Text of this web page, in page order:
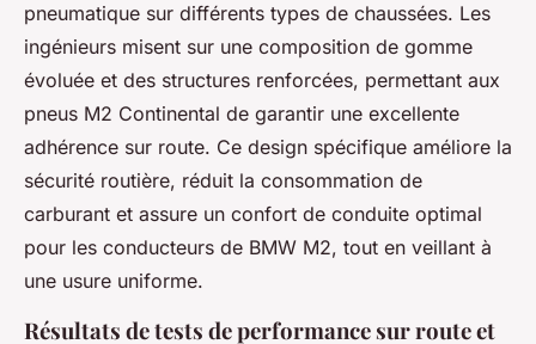
pneumatique sur différents types de chaussées. Les
ingénieurs misent sur une composition de gomme
évoluée et des structures renforcées, permettant aux
pneus M2 Continental de garantir une excellente
adhérence sur route. Ce design spécifique améliore la
sécurité routière, réduit la consommation de
carburant et assure un confort de conduite optimal
pour les conducteurs de BMW M2, tout en veillant à
une usure uniforme.
Résultats de tests de performance sur route et